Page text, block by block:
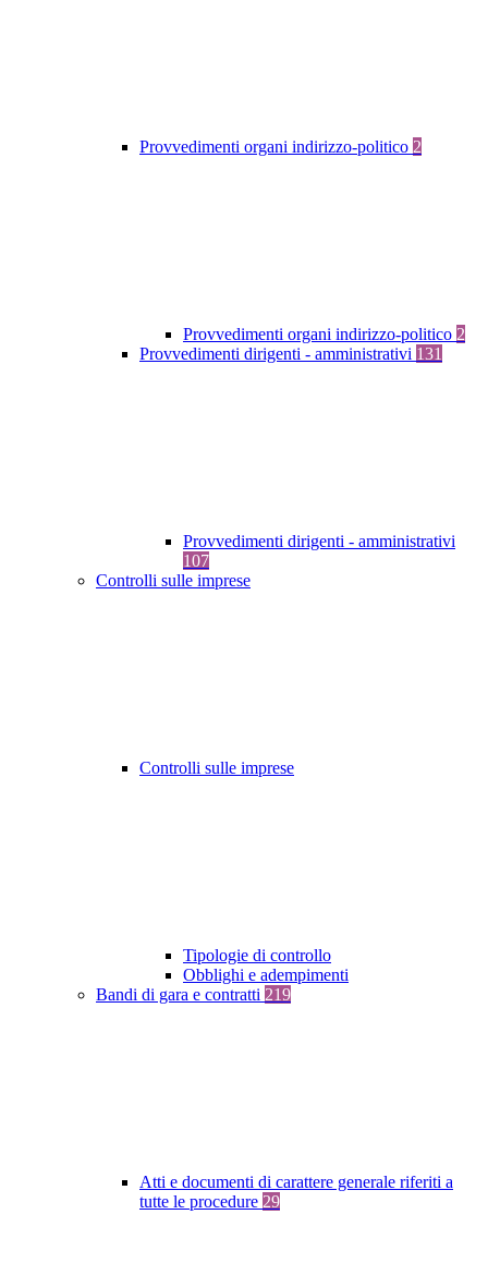
Provvedimenti organi indirizzo-politico 2
Provvedimenti organi indirizzo-politico 2
Provvedimenti dirigenti - amministrativi 131
Provvedimenti dirigenti - amministrativi
107
Controlli sulle imprese
Controlli sulle imprese
Tipologie di controllo
Obblighi e adempimenti
Bandi di gara e contratti 219
Atti e documenti di carattere generale riferiti a
tutte le procedure 29